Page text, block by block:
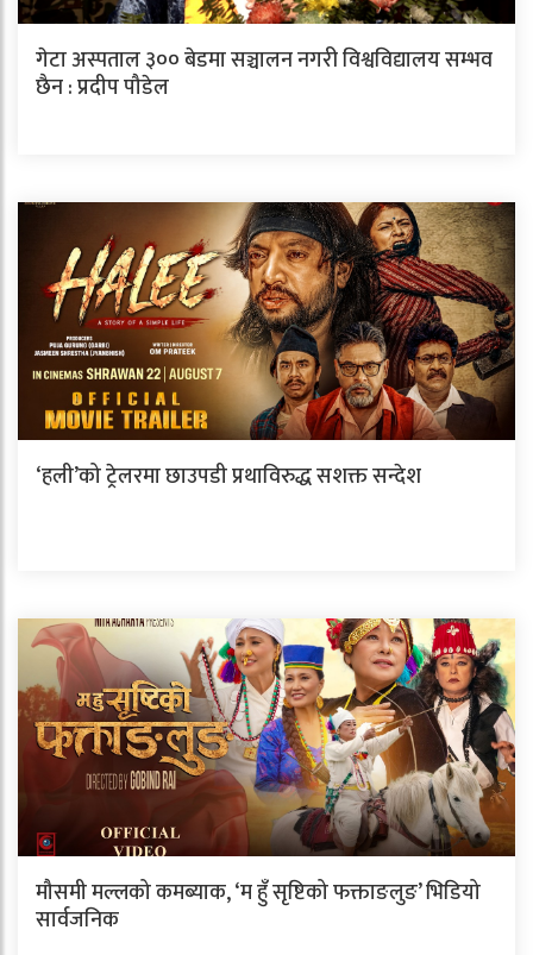
गेटा अस्पताल ३०० बेडमा सञ्चालन नगरी विश्वविद्यालय सम्भव
छैन : प्रदीप पौडेल
‘हली’को ट्रेलरमा छाउपडी प्रथाविरुद्ध सशक्त सन्देश
मौसमी मल्लको कमब्याक, ‘म हुँ सृष्टिको फक्ताङलुङ’ भिडियो
सार्वजनिक